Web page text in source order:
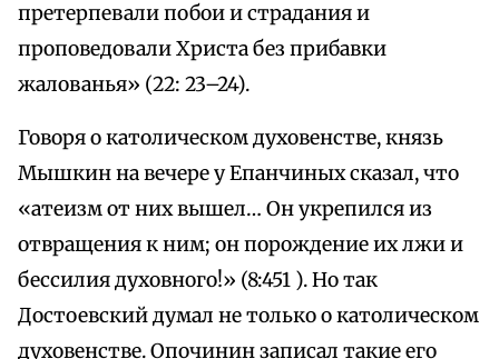
претерпевали побои и страдания и
проповедовали Христа без прибавки
жалованья» (22: 23–24).
Говоря о католическом духовенстве, князь
Мышкин на вечере у Епанчиных сказал, что
«атеизм от них вышел… Он укрепился из
отвращения к ним; он порождение их лжи и
бессилия духовного!» (8:451 ). Но так
Достоевский думал не только о католическом
духовенстве. Опочинин записал такие его